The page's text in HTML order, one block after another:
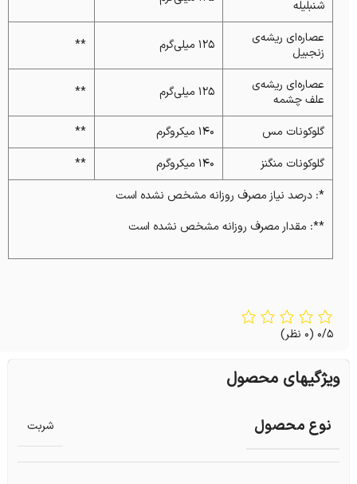
شنبلیله
عصاره‌ای ریشه‌ی
زنجبیل
۱۲۵ میلی‌گرم **
عصاره‌ای ریشه‌ی
علف چشمه
۱۲۵ میلی‌گرم **
گلوکونات مس ۱۴۰ میکروگرم
**
گلوکونات منگنز
۱۴۰ میکروگرم
**
*: درصد نیاز مصرف روزانه مشخص نشده است
**: مقدار مصرف روزانه مشخص نشده است
0/5 (0 نظر)
ویژگیهای محصول
نوع محصول شربت